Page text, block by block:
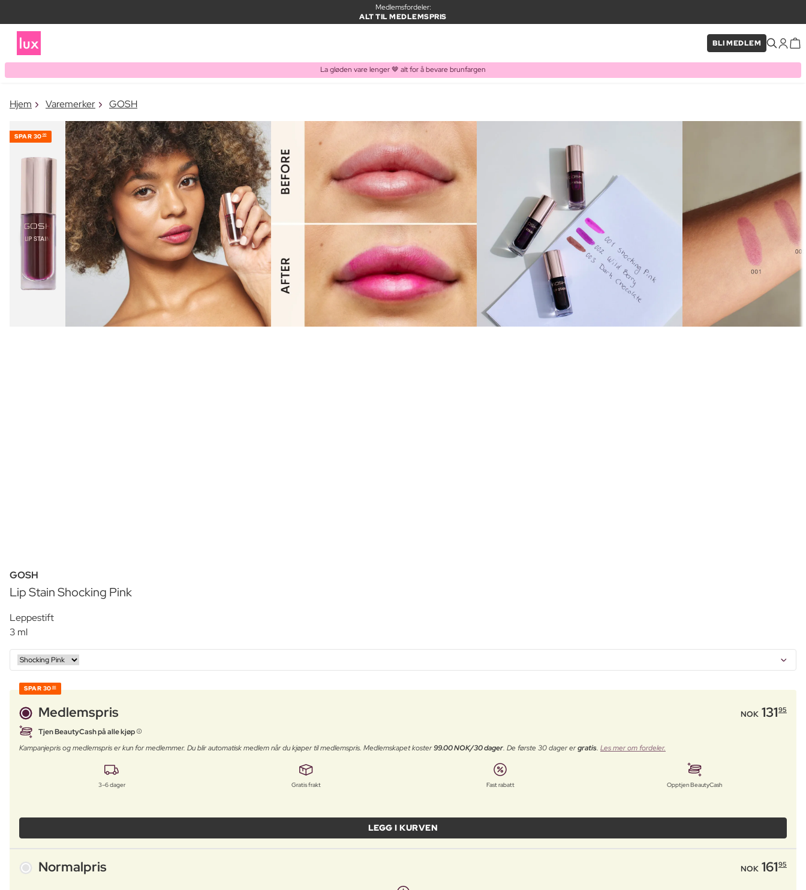
Medlemsfordeler:
ALT TIL MEDLEMSPRIS
BLI MEDLEM
La gløden vare lenger 🤎 alt for å bevare brunfargen
Hjem Varemerker GOSH
SPAR 30 00
GOSH
Lip Stain Shocking Pink
Leppestift
3 ml
SPAR 30 00
Medlemspris NOK 13195
Tjen BeautyCash på alle kjøp
Kampanjepris og medlemspris er kun for medlemmer. Du blir automatisk medlem når du kjøper til medlemspris. Medlemskapet koster99.00 NOK/30 dager. De første 30 dager ergratis. Les mer om fordeler.
3–6 dager Gratis frakt Fast rabatt Opptjen BeautyCash
LEGG I KURVEN
Normalpris NOK 16195